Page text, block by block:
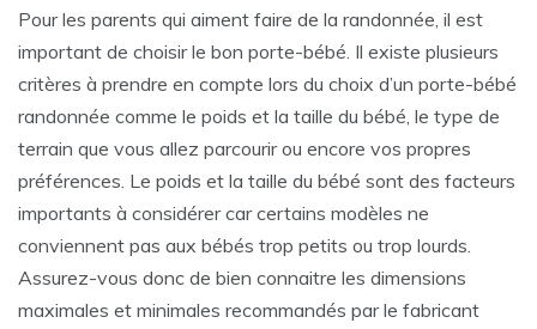
Pour les parents qui aiment faire de la randonnée, il est
important de choisir le bon porte-bébé. Il existe plusieurs
critères à prendre en compte lors du choix d’un porte-bébé
randonnée comme le poids et la taille du bébé, le type de
terrain que vous allez parcourir ou encore vos propres
préférences. Le poids et la taille du bébé sont des facteurs
importants à considérer car certains modèles ne
conviennent pas aux bébés trop petits ou trop lourds.
Assurez-vous donc de bien connaitre les dimensions
maximales et minimales recommandés par le fabricant